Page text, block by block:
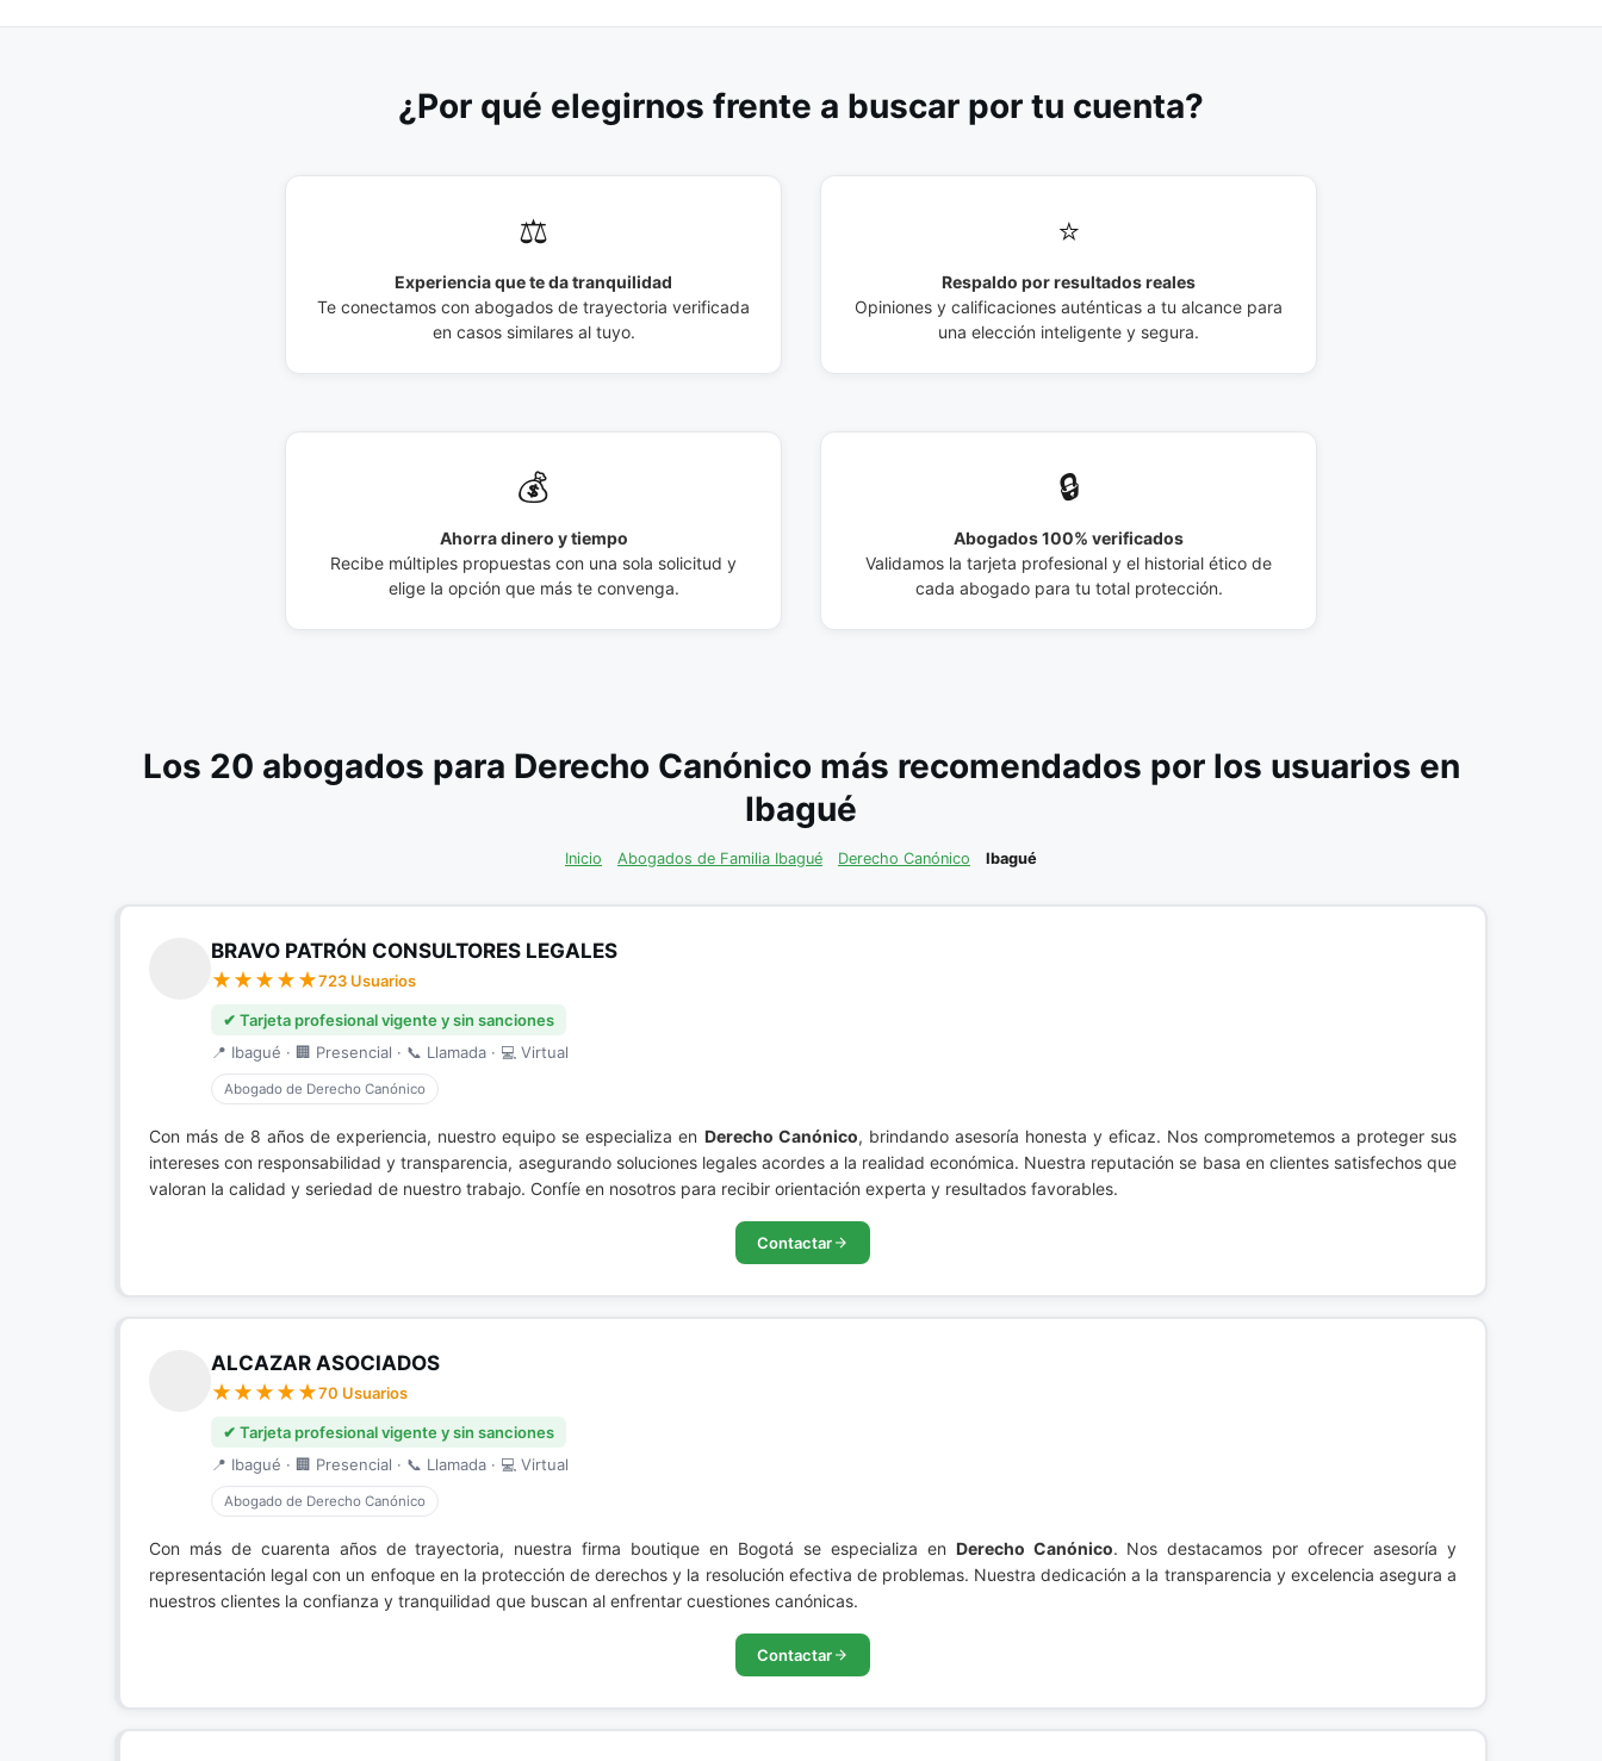
¿Por qué elegirnos frente a buscar por tu cuenta?
⚖️
Experiencia que te da tranquilidad
Te conectamos con abogados de trayectoria verificada
en casos similares al tuyo.
⭐
Respaldo por resultados reales
Opiniones y calificaciones auténticas a tu alcance para
una elección inteligente y segura.
💰
Ahorra dinero y tiempo
Recibe múltiples propuestas con una sola solicitud y
elige la opción que más te convenga.
🔒
Abogados 100% verificados
Validamos la tarjeta profesional y el historial ético de
cada abogado para tu total protección.
Los 20 abogados para Derecho Canónico más recomendados por los usuarios en
Ibagué
Inicio Abogados de Familia Ibagué Derecho Canónico Ibagué
BRAVO PATRÓN CONSULTORES LEGALES
723 Usuarios
✔ Tarjeta profesional vigente y sin sanciones
📍 Ibagué · 🏢 Presencial · 📞 Llamada · 💻 Virtual
Abogado de Derecho Canónico
Con más de 8 años de experiencia, nuestro equipo se especializa en Derecho Canónico, brindando asesoría honesta y eficaz. Nos comprometemos a proteger sus
intereses con responsabilidad y transparencia, asegurando soluciones legales acordes a la realidad económica. Nuestra reputación se basa en clientes satisfechos que
valoran la calidad y seriedad de nuestro trabajo. Confíe en nosotros para recibir orientación experta y resultados favorables.
Contactar
ALCAZAR ASOCIADOS
70 Usuarios
✔ Tarjeta profesional vigente y sin sanciones
📍 Ibagué · 🏢 Presencial · 📞 Llamada · 💻 Virtual
Abogado de Derecho Canónico
Con más de cuarenta años de trayectoria, nuestra firma boutique en Bogotá se especializa en Derecho Canónico. Nos destacamos por ofrecer asesoría y
representación legal con un enfoque en la protección de derechos y la resolución efectiva de problemas. Nuestra dedicación a la transparencia y excelencia asegura a
nuestros clientes la confianza y tranquilidad que buscan al enfrentar cuestiones canónicas.
Contactar